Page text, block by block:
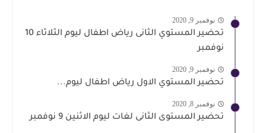
نوفمبر 9, 2020
تحضير المستوي الثانى رياض اطفال ليوم الثلاثاء 10
نوفمبر
نوفمبر 9, 2020
تحضير المستوي الاول رياض اطفال ليوم...
نوفمبر 8, 2020
تحضير المستوى الثانى لغات ليوم الاثنين 9 نوفمبر